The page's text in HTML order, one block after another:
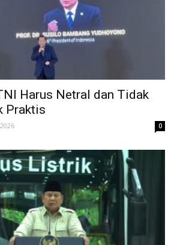
Harus Netral dan Tidak
Praktis
0